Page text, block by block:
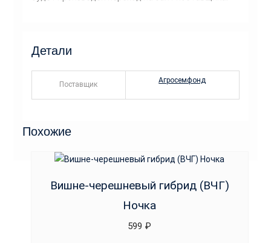
Детали
Поставщик Агросемфонд
Похожие
Вишне-черешневый гибрид (ВЧГ)
Ночка
599 ₽